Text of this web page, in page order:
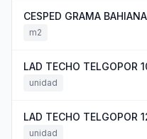
CESPED GRAMA
m2
LAD TECHO TELGOPOR
unidad
LAD TECHO TELGOPOR
unidad